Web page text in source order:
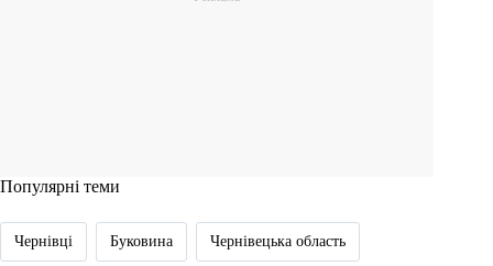
Популярні теми
Чернівці Буковина Чернівецька область